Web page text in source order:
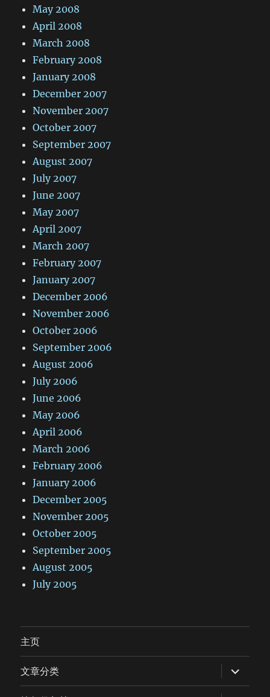
May 2008
April 2008
March 2008
February 2008
January 2008
December 2007
November 2007
October 2007
September 2007
August 2007
July 2007
June 2007
May 2007
April 2007
March 2007
February 2007
January 2007
December 2006
November 2006
October 2006
September 2006
August 2006
July 2006
June 2006
May 2006
April 2006
March 2006
February 2006
January 2006
December 2005
November 2005
October 2005
September 2005
August 2005
July 2005
主页
文章分类
expand
child
menu